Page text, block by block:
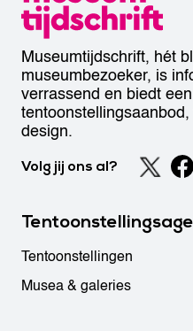
Museumtijdschrift, hét
museumbezoeker, is
verrassend en biedt
design.
Volg jij ons al?
Tentoonstellingen
Musea & galeries